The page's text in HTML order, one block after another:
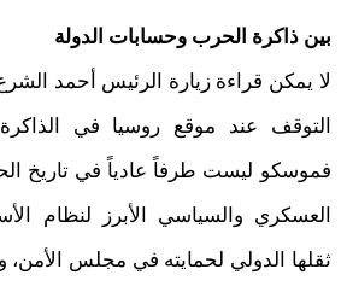
بين ذاكرة الحرب وحسابات الدولة
لا يمكن قراءة زيارة الرئيس أحمد
التوقف عند موقع روسيا في
فموسكو ليست طرفاً عادياً في تاريخ
العسكري والسياسي الأبرز لنظام
ثقلها الدولي لحمايته في مجلس الأمن،